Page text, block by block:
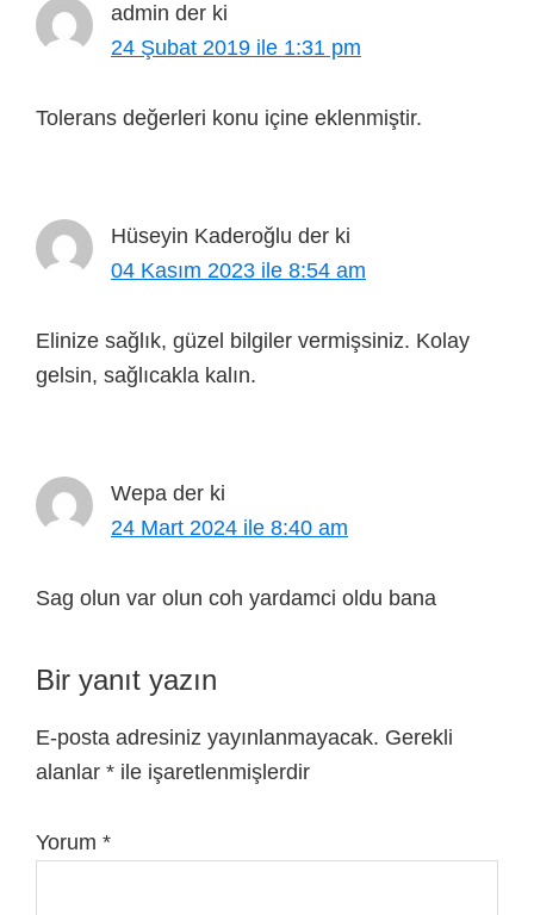
admin der ki
24 Şubat 2019 ile 1:31 pm
Tolerans değerleri konu içine eklenmiştir.
Hüseyin Kaderoğlu der ki
04 Kasım 2023 ile 8:54 am
Elinize sağlık, güzel bilgiler vermişsiniz. Kolay
gelsin, sağlıcakla kalın.
Wepa der ki
24 Mart 2024 ile 8:40 am
Sag olun var olun coh yardamci oldu bana
Bir yanıt yazın
E-posta adresiniz yayınlanmayacak. Gerekli
alanlar * ile işaretlenmişlerdir
Yorum *